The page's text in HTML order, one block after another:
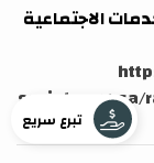
الاجتماعية
تبرع سريع